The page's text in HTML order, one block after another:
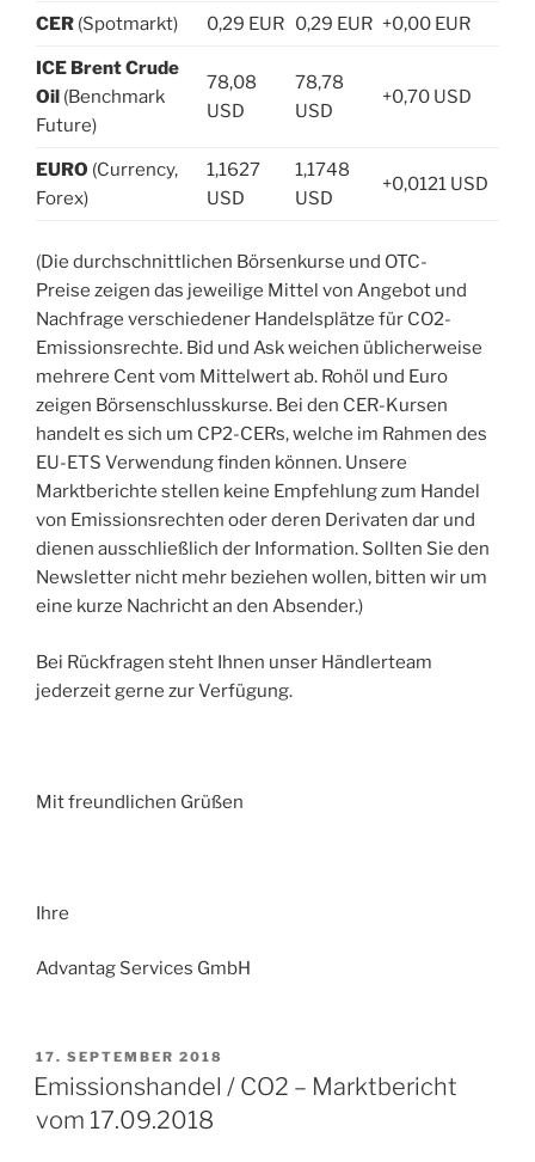
CER (Spotmarkt) 0,29 EUR 0,29 EUR +0,00 EUR
ICE Brent Crude
Oil (Benchmark
Future)
78,08
USD
78,78
USD
+0,70 USD
EURO (Currency,
Forex)
1,1627
USD
1,1748
USD
+0,0121 USD
(Die durchschnittlichen Börsenkurse und OTC-
Preise zeigen das jeweilige Mittel von Angebot und
Nachfrage verschiedener Handelsplätze für CO2-
Emissionsrechte. Bid und Ask weichen üblicherweise
mehrere Cent vom Mittelwert ab. Rohöl und Euro
zeigen Börsenschlusskurse. Bei den CER-Kursen
handelt es sich um CP2-CERs, welche im Rahmen des
EU-ETS Verwendung finden können. Unsere
Marktberichte stellen keine Empfehlung zum Handel
von Emissionsrechten oder deren Derivaten dar und
dienen ausschließlich der Information. Sollten Sie den
Newsletter nicht mehr beziehen wollen, bitten wir um
eine kurze Nachricht an den Absender.)
Bei Rückfragen steht Ihnen unser Händlerteam
jederzeit gerne zur Verfügung.
Mit freundlichen Grüßen
Ihre
Advantag Services GmbH
VERÖFFENTLICHT
AM
17. SEPTEMBER 2018
Emissionshandel / CO2 – Marktbericht
vom 17.09.2018